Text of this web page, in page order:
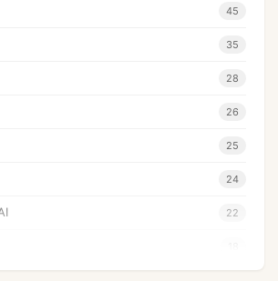
45
35
28
26
25
24
22